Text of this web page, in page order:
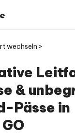
wechseln >
&
Pässe in